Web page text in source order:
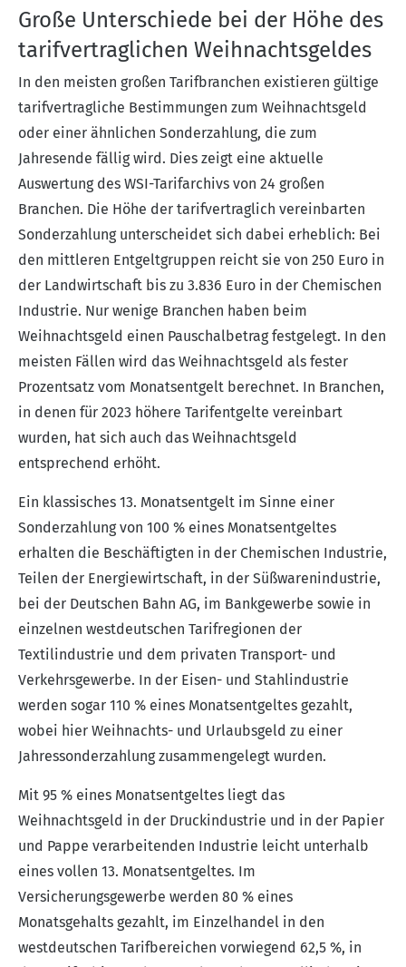
Große Unterschiede bei der Höhe des
tarifvertraglichen Weihnachtsgeldes
In den meisten großen Tarifbranchen existieren gültige
tarifvertragliche Bestimmungen zum Weihnachtsgeld
oder einer ähnlichen Sonderzahlung, die zum
Jahresende fällig wird. Dies zeigt eine aktuelle
Auswertung des WSI-Tarifarchivs von 24 großen
Branchen. Die Höhe der tarifvertraglich vereinbarten
Sonderzahlung unterscheidet sich dabei erheblich: Bei
den mittleren Entgeltgruppen reicht sie von 250 Euro in
der Landwirtschaft bis zu 3.836 Euro in der Chemischen
Industrie. Nur wenige Branchen haben beim
Weihnachtsgeld einen Pauschalbetrag festgelegt. In den
meisten Fällen wird das Weihnachtsgeld als fester
Prozentsatz vom Monatsentgelt berechnet. In Branchen,
in denen für 2023 höhere Tarifentgelte vereinbart
wurden, hat sich auch das Weihnachtsgeld
entsprechend erhöht.
Ein klassisches 13. Monatsentgelt im Sinne einer
Sonderzahlung von 100 % eines Monatsentgeltes
erhalten die Beschäftigten in der Chemischen Industrie,
Teilen der Energiewirtschaft, in der Süßwarenindustrie,
bei der Deutschen Bahn AG, im Bankgewerbe sowie in
einzelnen westdeutschen Tarifregionen der
Textilindustrie und dem privaten Transport- und
Verkehrsgewerbe. In der Eisen- und Stahlindustrie
werden sogar 110 % eines Monatsentgeltes gezahlt,
wobei hier Weihnachts- und Urlaubsgeld zu einer
Jahressonderzahlung zusammengelegt wurden.
Mit 95 % eines Monatsentgeltes liegt das
Weihnachtsgeld in der Druckindustrie und in der Papier
und Pappe verarbeitenden Industrie leicht unterhalb
eines vollen 13. Monatsentgeltes. Im
Versicherungsgewerbe werden 80 % eines
Monatsgehalts gezahlt, im Einzelhandel in den
westdeutschen Tarifbereichen vorwiegend 62,5 %, in